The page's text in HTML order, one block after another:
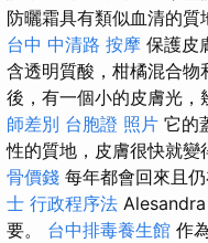
防曬霜具有類似血清的質
台中 中清路 按摩 保護皮
含透明質酸，柑橘混合
後，有一個小的皮膚光，
師差別 台胞證 照片 它的
性的質地，皮膚很快就變
骨價錢 每年都會回來且
士 行政程序法 Alesandra
要。 台中排毒養生館 作